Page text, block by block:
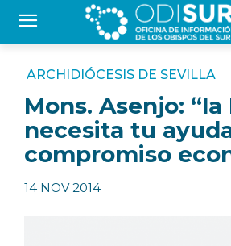
ARCHIDIÓCESIS DE SEVILLA
Mons. Asenjo:
necesita tu
compromiso
14 NOV 2014